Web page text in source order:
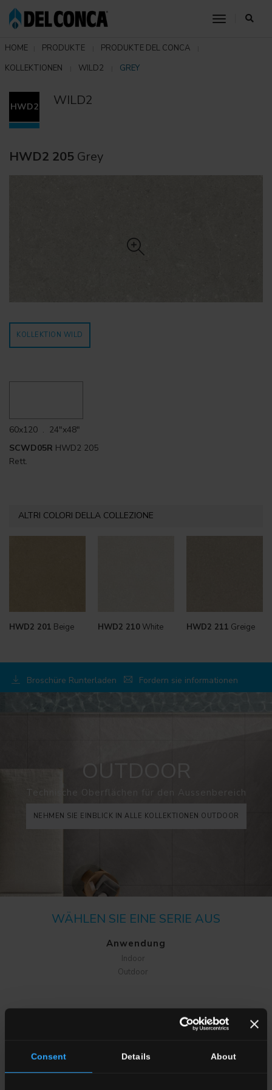
Consent Details About
toggle
HOME PRODUKTE
PRODUKTE DEL CONCA
KOLLEKTIONEN
WILD2 GREY
HWD2 WILD2
HWD2 205 Grey
KOLLEKTION WILD
60x120 . 24"x48"
SCWD05R HWD2 205
Rett.
ALTRI COLORI DELLA COLLEZIONE
HWD2 201 Beige HWD2 210White HWD2 211 Greige
Broschüre Runterladen Fordern sie informationen
OUTDOOR
Technische Oberflächen für den Aussenbereich
NEHMEN SIE EINBLICK IN ALLE KOLLEKTIONEN OUTDOOR
WÄHLEN SIE EINE SERIE AUS
Anwendung
Indoor
Outdoor